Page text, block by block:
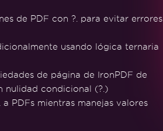
de PDF con ?. para evitar errores
usando lógica ternaria
de página de IronPDF de
nulidad condicional (?.)
PDFs mientras manejas valores